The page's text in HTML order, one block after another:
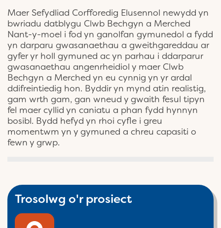
Maer Sefydliad Corfforedig Elusennol newydd yn
bwriadu datblygu Clwb Bechgyn a Merched
Nant-y-moel i fod yn ganolfan gymunedol a fydd
yn darparu gwasanaethau a gweithgareddau ar
gyfer yr holl gymuned ac yn parhau i ddarparur
gwasanaethau angenrheidiol y maer Clwb
Bechgyn a Merched yn eu cynnig yn yr ardal
ddifreintiedig hon. Byddir yn mynd atin realistig,
gam wrth gam, gan wneud y gwaith fesul tipyn
fel maer cyllid yn caniatu a phan fydd hynnyn
bosibl. Bydd hefyd yn rhoi cyfle i greu
momentwm yn y gymuned a chreu capasiti o
fewn y grwp.
Trosolwg o'r prosiect